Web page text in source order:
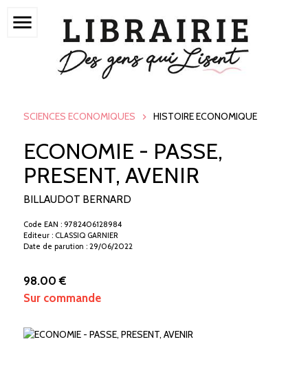
menu
SCIENCES ECONOMIQUES HISTOIRE ECONOMIQUE
ECONOMIE - PASSE,
PRESENT, AVENIR
BILLAUDOT BERNARD
Code EAN : 9782406128984
Editeur : CLASSIQ GARNIER
Date de parution : 29/06/2022
98.00 €
Sur commande